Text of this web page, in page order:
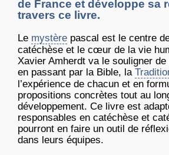
de France et développe sa
travers ce livre.
Le mystère pascal est le centre
catéchèse et le cœur de la vie
Xavier Amherdt va le souligner
en passant par la Bible, la
l’expérience de chacun et en
propositions concrètes tout au
développement. Ce livre est
responsables en catéchèse et
pourront en faire un outil de
dans leurs équipes.